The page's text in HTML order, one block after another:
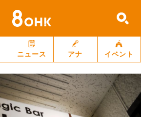
ニュース アナ イベント